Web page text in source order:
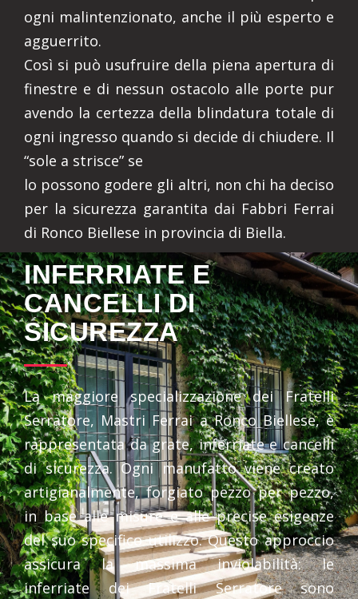
ogni malintenzionato, anche il più esperto e
agguerrito.
Così si può usufruire della piena apertura di
finestre e di nessun ostacolo alle porte pur
avendo la certezza della blindatura totale di
ogni ingresso quando si decide di chiudere. Il
“sole a strisce” se
lo possono godere gli altri, non chi ha deciso
per la sicurezza garantita dai Fabbri Ferrai
di Ronco Biellese in provincia di Biella.
INFERRIATE E
CANCELLI DI
SICUREZZA
La maggiore specializzazione dei Fratelli
Serratore, Mastri Ferrai a Ronco Biellese, è
rappresentata da grate, inferriate e cancelli
di sicurezza. Ogni manufatto viene creato
artigianalmente, forgiato pezzo per pezzo,
in base alle misure e alle precise esigenze
del suo specifico utilizzo. Questo approccio
assicura la massima inviolabilità: le
inferriate dei Fratelli Serratore sono